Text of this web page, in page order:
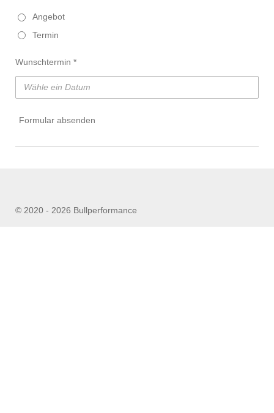
Angebot
Termin
Wunschtermin *
Formular absenden
© 2020 - 2026 Bullperformance